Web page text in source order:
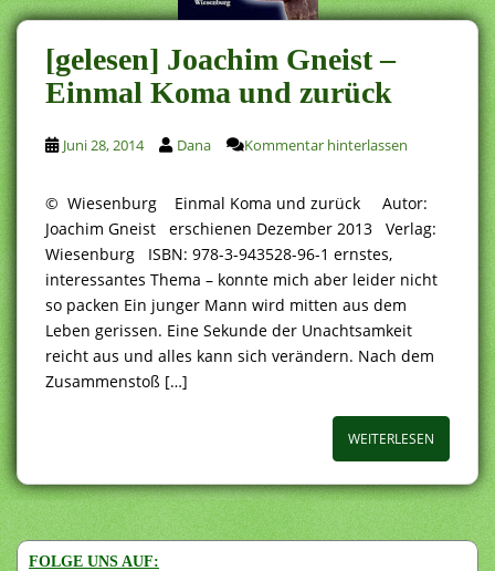
[gelesen] Joachim Gneist –
Einmal Koma und zurück
Juni 28, 2014 Dana Kommentar hinterlassen
© Wiesenburg Einmal Koma und zurück Autor:
Joachim Gneist erschienen Dezember 2013 Verlag:
Wiesenburg ISBN: 978-3-943528-96-1 ernstes,
interessantes Thema – konnte mich aber leider nicht
so packen Ein junger Mann wird mitten aus dem
Leben gerissen. Eine Sekunde der Unachtsamkeit
reicht aus und alles kann sich verändern. Nach dem
Zusammenstoß […]
WEITERLESEN
FOLGE UNS AUF: